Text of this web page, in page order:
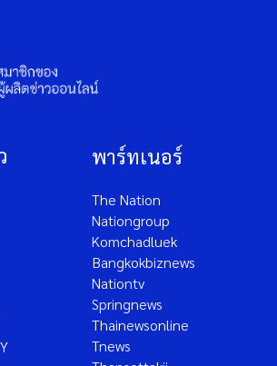
พาร์ทเนอร์
The Nation
Nationgroup
Komchadluek
Bangkokbiznews
Nationtv
Springnews
Thainewsonline
Tnews